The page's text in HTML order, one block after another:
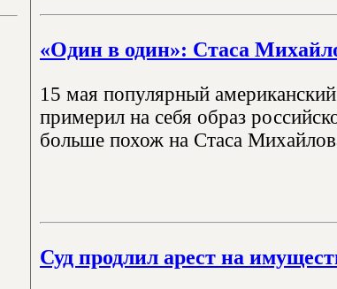
«Один в один»: Стаса
15 мая популярный
примерил на себя образ
больше похож на Стаса
Суд продлил арест на